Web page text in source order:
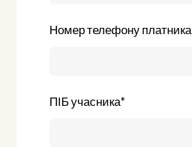
Номер телефону платника
ПІБ учасника*